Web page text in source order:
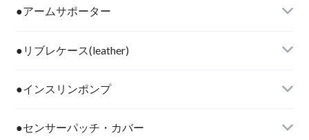
●アームサポーター
●リブレケース(leather)
●インスリンポンプ
●センサーパッチ・カバー